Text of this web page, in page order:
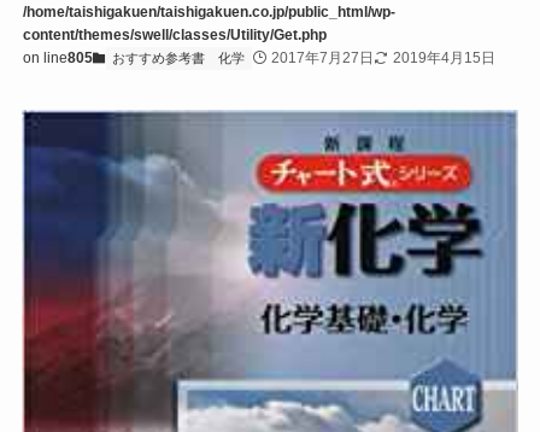
/home/taishigakuen/taishigakuen.co.jp/public_html/wp-
content/themes/swell/classes/Utility/Get.php
on line805 おすすめ参考書 化学 2017年7月27日 2019年4月15日